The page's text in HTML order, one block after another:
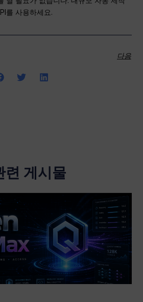
를 사용하세요.
다음
련 게시물